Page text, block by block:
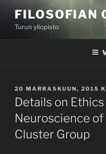
sisältöönFILOSOFIAN
Turun yliopisto
JULKAISTU
20 MARRASKUUN, 2015
Details on Ethics
Neuroscience
Cluster Group